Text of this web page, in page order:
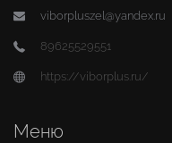
viborpluszel@yandex.ru
89625529551
https://viborplus.ru/
Меню